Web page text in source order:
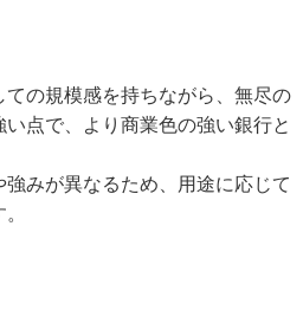
の規模感を持ちながら、無尽の
点で、より商業色の強い銀行と
みが異なるため、用途に応じて